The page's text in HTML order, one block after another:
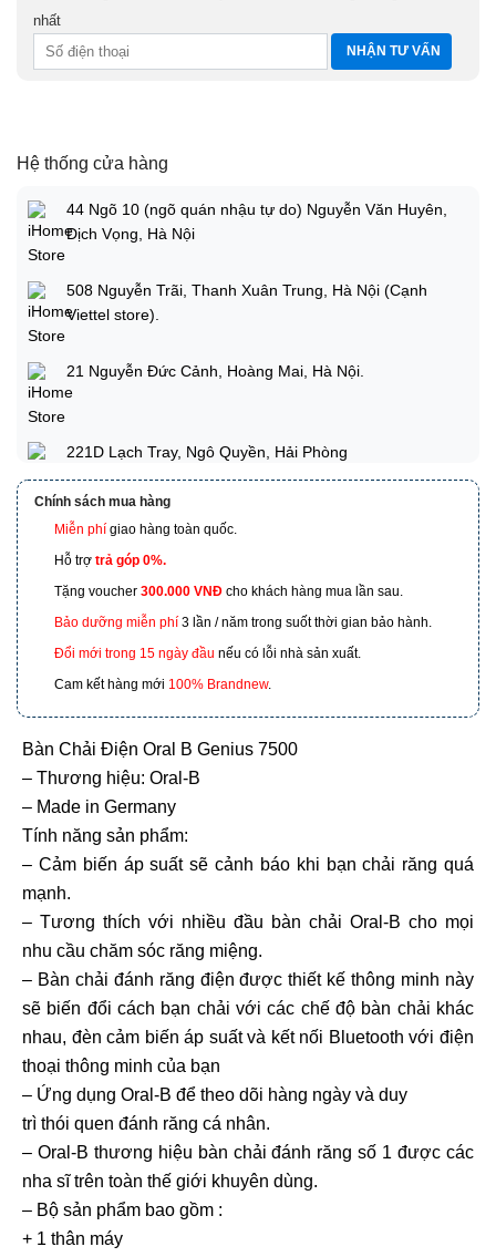
nhất
Hệ thống cửa hàng
44 Ngõ 10 (ngõ quán nhậu tự do) Nguyễn Văn Huyên,
Dịch Vọng, Hà Nội
508 Nguyễn Trãi, Thanh Xuân Trung, Hà Nội (Cạnh
Viettel store).
21 Nguyễn Đức Cảnh, Hoàng Mai, Hà Nội.
221D Lạch Tray, Ngô Quyền, Hải Phòng
173 Nguyễn Thái Bình, Phường 4, Quận Tân Bình, Hồ
Chí Minh
601 Hoàng Liên, TP Lào Cai
Chính sách mua hàng
Miễn phí giao hàng toàn quốc.
Hỗ trợ trả góp 0%.
Tặng voucher 300.000 VNĐ cho khách hàng mua lần sau.
Bảo dưỡng miễn phí 3 lần / năm trong suốt thời gian bảo hành.
Đổi mới trong 15 ngày đầu nếu có lỗi nhà sản xuất.
Cam kết hàng mới 100% Brandnew.
Bàn Chải Điện Oral B Genius 7500
– Thương hiệu: Oral-B
– Made in Germany
Tính năng sản phẩm:
– Cảm biến áp suất sẽ cảnh báo khi bạn chải răng quá
mạnh.
– Tương thích với nhiều đầu bàn chải Oral-B cho mọi
nhu cầu chăm sóc răng miệng.
– Bàn chải đánh răng điện được thiết kế thông minh này
sẽ biến đổi cách bạn chải với các chế độ bàn chải khác
nhau, đèn cảm biến áp suất và kết nối Bluetooth với điện
thoại thông minh của bạn
– Ứng dụng Oral-B để theo dõi hàng ngày và duy
trì thói quen đánh răng cá nhân.
– Oral-B thương hiệu bàn chải đánh răng số 1 được các
nha sĩ trên toàn thế giới khuyên dùng.
– Bộ sản phẩm bao gồm :
+ 1 thân máy